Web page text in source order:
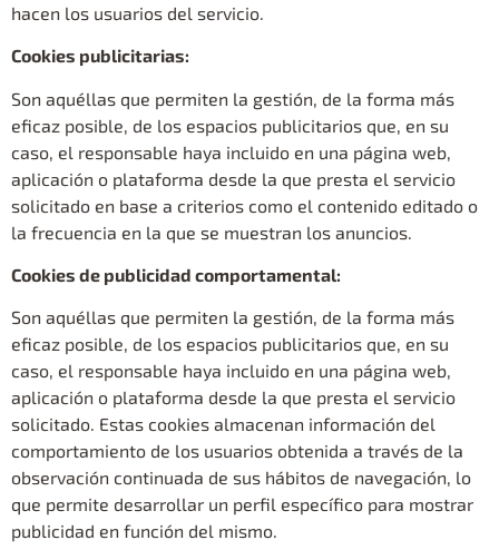
hacen los usuarios del servicio.
Cookies publicitarias:
Son aquéllas que permiten la gestión, de la forma más
eficaz posible, de los espacios publicitarios que, en su
caso, el responsable haya incluido en una página web,
aplicación o plataforma desde la que presta el servicio
solicitado en base a criterios como el contenido editado o
la frecuencia en la que se muestran los anuncios.
Cookies de publicidad comportamental:
Son aquéllas que permiten la gestión, de la forma más
eficaz posible, de los espacios publicitarios que, en su
caso, el responsable haya incluido en una página web,
aplicación o plataforma desde la que presta el servicio
solicitado. Estas cookies almacenan información del
comportamiento de los usuarios obtenida a través de la
observación continuada de sus hábitos de navegación, lo
que permite desarrollar un perfil específico para mostrar
publicidad en función del mismo.